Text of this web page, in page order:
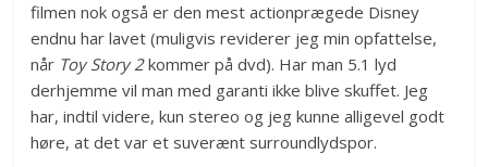
filmen nok også er den mest actionprægede Disney
endnu har lavet (muligvis reviderer jeg min opfattelse,
når Toy Story 2kommer på dvd). Har man 5.1 lyd
derhjemme vil man med garanti ikke blive skuffet. Jeg
har, indtil videre, kun stereo og jeg kunne alligevel godt
høre, at det var et suverænt surroundlydspor.